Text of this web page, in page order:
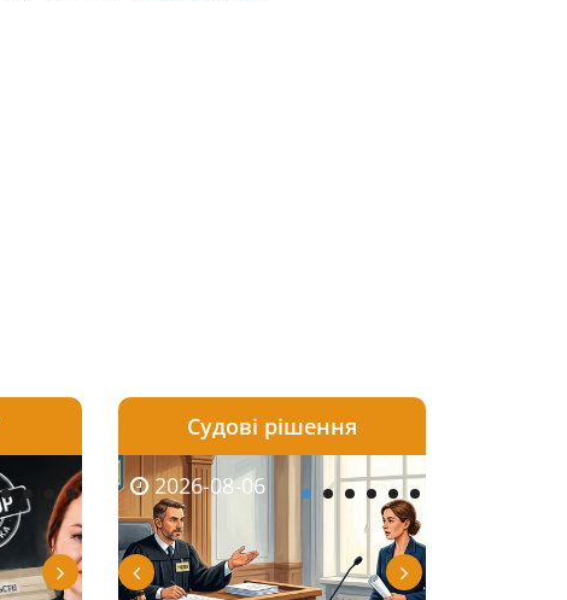
2026-08-05 2026-08-05
2026-08-03 2026-08-03
2026-08-06 2026-08-06
Судові рішення
2026-08-06